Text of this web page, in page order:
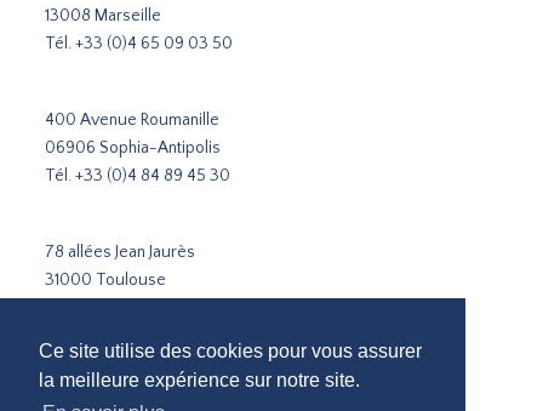
Ce site utilise des cookies pour vous assurer
la meilleure expérience sur notre site.
13008 Marseille
Tél.+33 (0)4 65 09 03 50
400 Avenue Roumanille
06906 Sophia-Antipolis
Tél.+33 (0)4 84 89 45 30
78 allées Jean Jaurès
31000 Toulouse
Cabinet de recrutement Paris
Cabinet de recrutement Lyon